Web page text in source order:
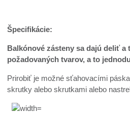
Špecifikácie:
Balkónové zásteny sa dajú deliť a
požadovaných tvarov, a to
Prirobiť je možné sťahovacími
skrutky alebo skrutkami alebo